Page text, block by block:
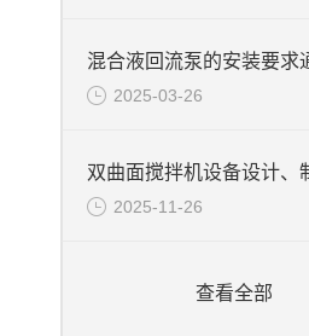
2025-03-26
2025-11-26
查看全部